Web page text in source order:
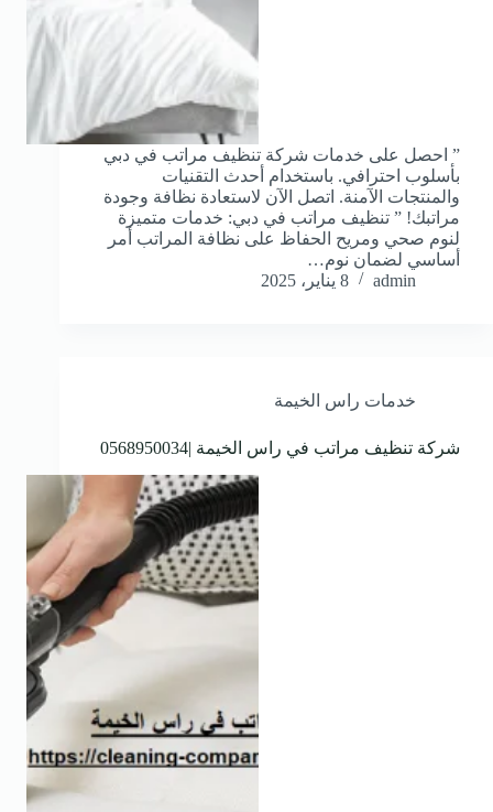
” احصل على خدمات شركة تنظيف مراتب في دبي
بأسلوب احترافي. باستخدام أحدث التقنيات
والمنتجات الآمنة. اتصل الآن لاستعادة نظافة وجودة
مراتبك! ” تنظيف مراتب في دبي: خدمات متميزة
لنوم صحي ومريح الحفاظ على نظافة المراتب أمر
أساسي لضمان نوم…
admin
8 يناير، 2025
خدمات راس الخيمة
شركة تنظيف مراتب في راس الخيمة |0568950034